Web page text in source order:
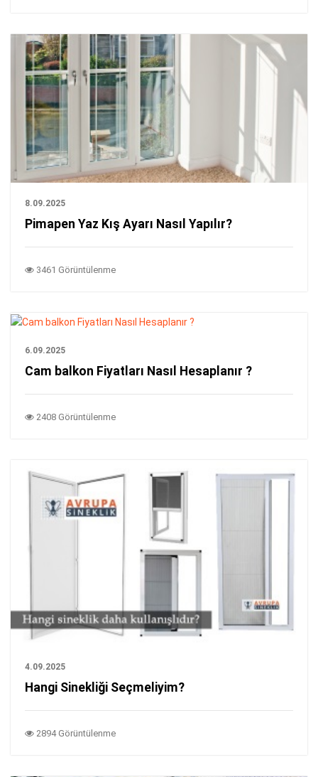
8.09.2025
Pimapen Yaz Kış Ayarı Nasıl Yapılır?
3461 Görüntülenme
6.09.2025
Cam balkon Fiyatları Nasıl Hesaplanır ?
2408 Görüntülenme
4.09.2025
Hangi Sinekliği Seçmeliyim?
2894 Görüntülenme